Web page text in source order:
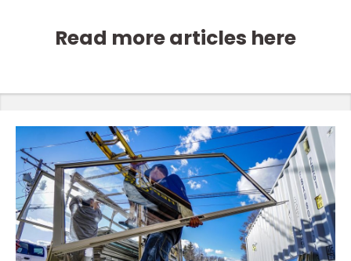
Read more articles here